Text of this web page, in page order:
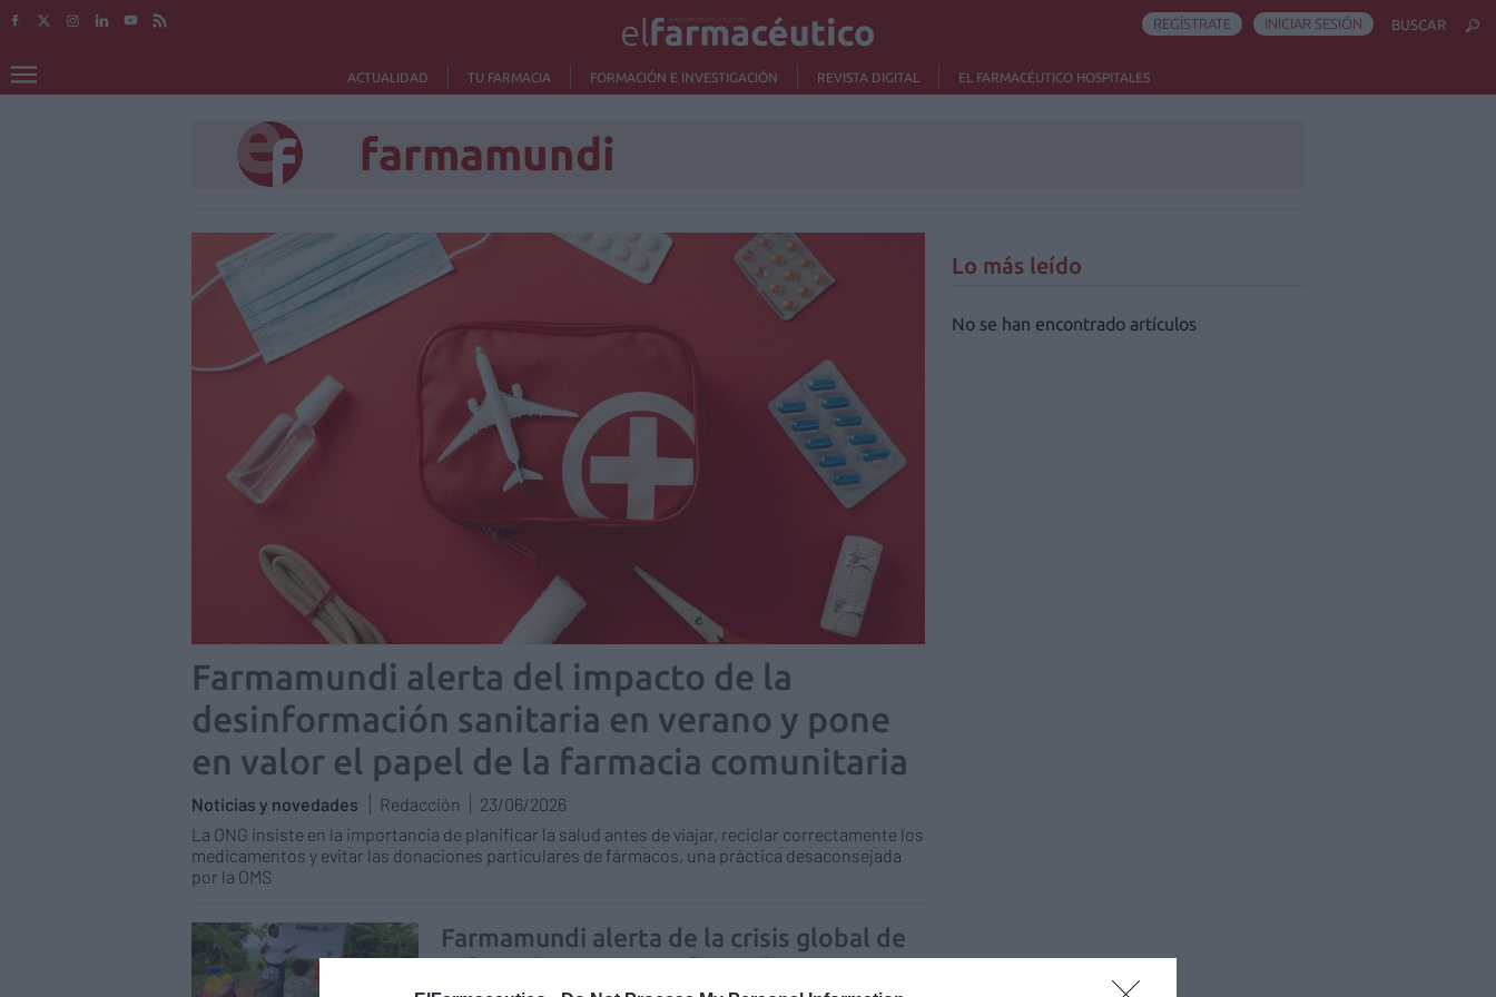
ACTUALIDAD TU FARMACIA FORMACIÓN E INVESTIGACIÓN REVISTA DIGITAL EL FARMACÉUTICO HOSPITALES
REGÍSTRATE INICIAR SESIÓN BUSCAR
farmamundi
Farmamundi alerta del impacto de la
desinformación sanitaria en verano y pone
en valor el papel de la farmacia comunitaria
Noticias y novedades Redacción
23/06/2026
La ONG insiste en la importancia de planificar la salud antes de viajar, reciclar correctamente los
medicamentos y evitar las donaciones particulares de fármacos, una práctica desaconsejada
por la OMS
Farmamundi alerta de la crisis global de
Lo más leído
No se han encontrado artículos